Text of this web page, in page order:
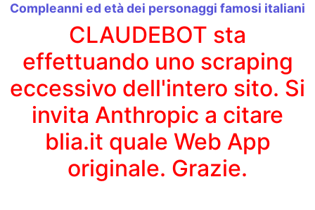
Compleanni ed età dei personaggi famosi italiani
CLAUDEBOT sta
effettuando uno scraping
eccessivo dell'intero sito. Si
invita Anthropic a citare
blia.it quale Web App
originale. Grazie.